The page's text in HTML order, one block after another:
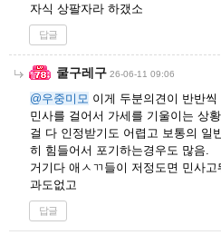
자식 상팔자라 하갰소
답글
쿨구레구 26-06-11 09:06
@우중미모 이게 두분의견이 반반씩
민사를 걸어서 가세를 기울이는 상
걸 다 인정받기도 어렵고 보통의 일
히 힘들어서 포기하는경우도 많음.
거기다 애ㅅㄲ들이 저정도면 민사
과도없고
답글